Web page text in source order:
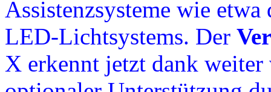
Assistenzsysteme wie
LED-Lichtsystems. Der
X erkennt jetzt dank weiter